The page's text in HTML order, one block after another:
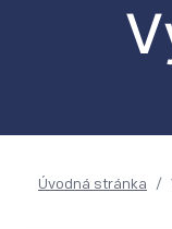
Úvodná stránka